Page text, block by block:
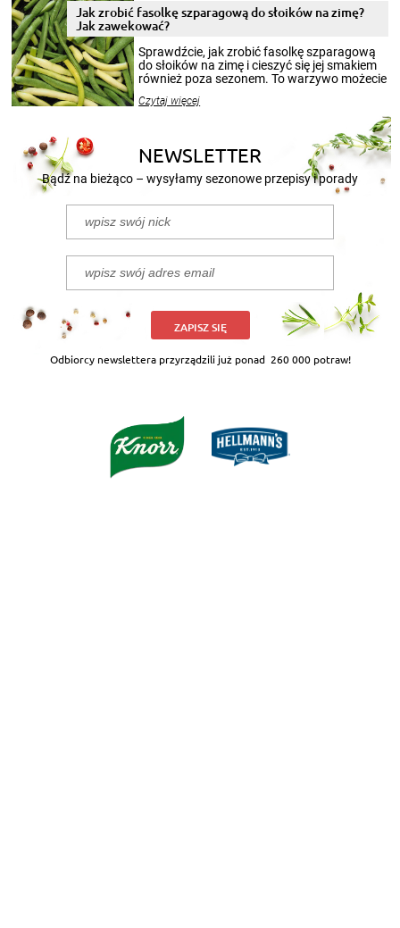
pełni poczuć atmosferę cieplejszych
miesięcy. Przygotowanie słoików ze
smakowitą zawartością musi obejmować
patenty, które pozwolą zachować świeżość
przetworów.
Jak zrobić fasolkę szparagową do słoików na zimę?
Jak zawekować?
Sprawdźcie, jak zrobić fasolkę szparagową
do słoików na zimę i cieszyć się jej smakiem
również poza sezonem. To warzywo możecie
nasze propozycje!
Czytaj więcej
NEWSLETTER
Bądź na bieżąco – wysyłamy sezonowe przepisy i porady
ZAPISZ SIĘ
Odbiorcy newslettera przyrządzili już ponad 260 000 potraw!